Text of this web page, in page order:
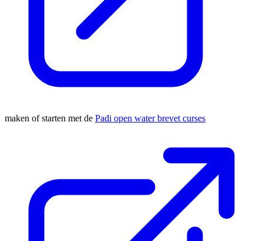
maken of starten met de Padi open water brevet curses